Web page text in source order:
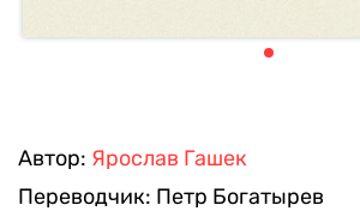
Автор: Ярослав Гашек
Переводчик: Петр Богатырев